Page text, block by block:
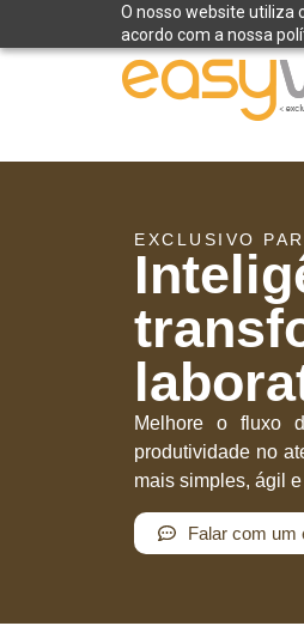
O nosso website utiliza
acordo com a nossa
EXCLUSIVO
Melhore o fluxo
produtividade no
mais simples, ágil
Falar com um